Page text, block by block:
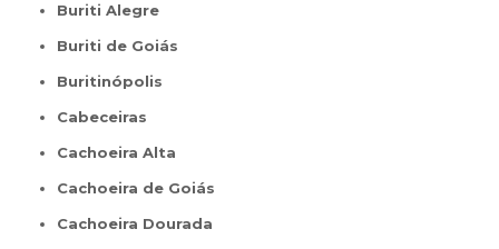
Buriti Alegre
Buriti de Goiás
Buritinópolis
Cabeceiras
Cachoeira Alta
Cachoeira de Goiás
Cachoeira Dourada